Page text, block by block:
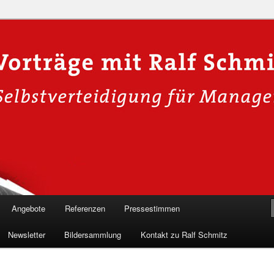
für Hackervorträge &
in die Welt der Cybersicherheit mit Ralf Schmitz. Erleben Sie Live-
& schützen Sie sich effektiv.
Angebote Referenzen Pressestimmen
Newsletter Bildersammlung Kontakt zu Ralf Schmitz